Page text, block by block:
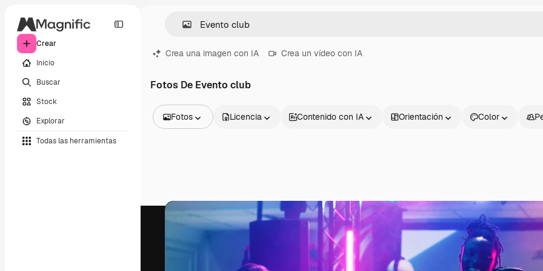
Crear
Inicio
Buscar
Stock
Explorar
Todas las herramientas
Crea una imagen con IA Crea un vídeo con IA
Fotos De Evento club
Fotos
Vídeos
Clips de vídeo
Motion graphics
Plantillas de vídeos
Iconos
Licencia Contenido con IA Orientación Color
Productos Información